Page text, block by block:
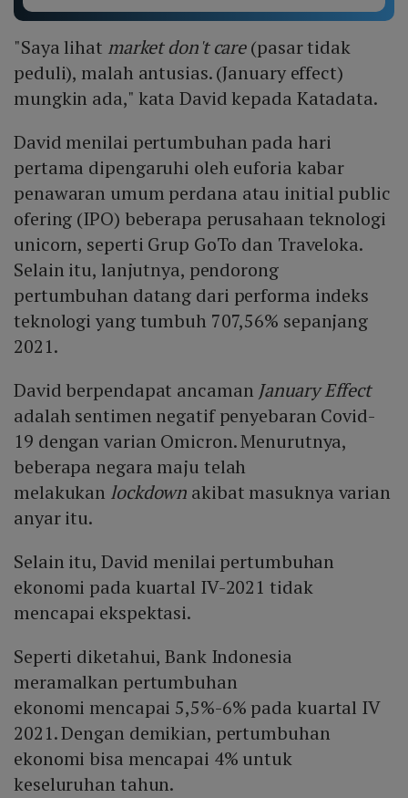
"Saya lihat market don't care(pasar tidak
peduli), malah antusias. (January effect)
mungkin ada," kata David kepada Katadata.
David menilai pertumbuhan pada hari
pertama dipengaruhi oleh euforia kabar
penawaran umum perdana atau initial public
ofering (IPO) beberapa perusahaan teknologi
unicorn, seperti Grup GoTo dan Traveloka.
Selain itu, lanjutnya, pendorong
pertumbuhan datang dari performa indeks
teknologi yang tumbuh 707,56% sepanjang
2021.
David berpendapat ancaman January Effect
adalah sentimen negatif penyebaran Covid-
19 dengan varian Omicron. Menurutnya,
beberapa negara maju telah
melakukan lockdown akibat masuknya varian
anyar itu.
Selain itu, David menilai pertumbuhan
ekonomi pada kuartal IV-2021 tidak
mencapai ekspektasi.
Seperti diketahui, Bank Indonesia
meramalkan pertumbuhan
ekonomi mencapai 5,5%-6% pada kuartal IV
2021. Dengan demikian, pertumbuhan
ekonomi bisa mencapai 4% untuk
keseluruhan tahun.